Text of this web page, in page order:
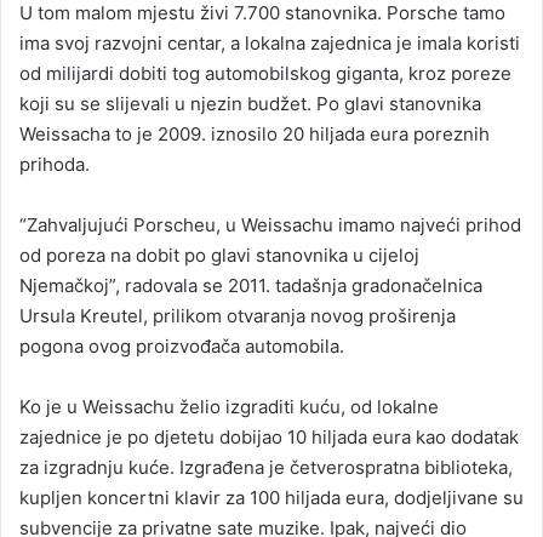
U tom malom mjestu živi 7.700 stanovnika. Porsche tamo
ima svoj razvojni centar, a lokalna zajednica je imala koristi
od milijardi dobiti tog automobilskog giganta, kroz poreze
koji su se slijevali u njezin budžet. Po glavi stanovnika
Weissacha to je 2009. iznosilo 20 hiljada eura poreznih
prihoda.
“Zahvaljujući Porscheu, u Weissachu imamo najveći prihod
od poreza na dobit po glavi stanovnika u cijeloj
Njemačkoj”, radovala se 2011. tadašnja gradonačelnica
Ursula Kreutel, prilikom otvaranja novog proširenja
pogona ovog proizvođača automobila.
Ko je u Weissachu želio izgraditi kuću, od lokalne
zajednice je po djetetu dobijao 10 hiljada eura kao dodatak
za izgradnju kuće. Izgrađena je četverospratna biblioteka,
kupljen koncertni klavir za 100 hiljada eura, dodjeljivane su
subvencije za privatne sate muzike. Ipak, najveći dio